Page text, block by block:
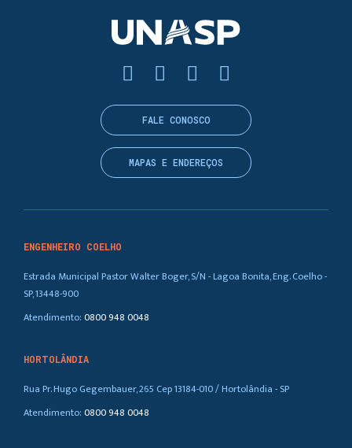
ENGENHEIRO COELHO
Estrada Municipal Pastor Walter Boger, S/N - Lagoa Bonita, Eng. Coelho -
SP, 13448-900
Atendimento:0800 948 0048
HORTOLÂNDIA
Rua Pr. Hugo Gegembauer, 265 Cep 13184-010 / Hortolândia - SP
Atendimento:0800 948 0048
FALE CONOSCO
MAPAS E ENDEREÇOS